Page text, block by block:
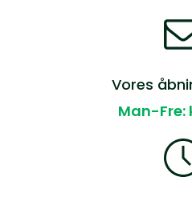
Vores
Man-Fre: